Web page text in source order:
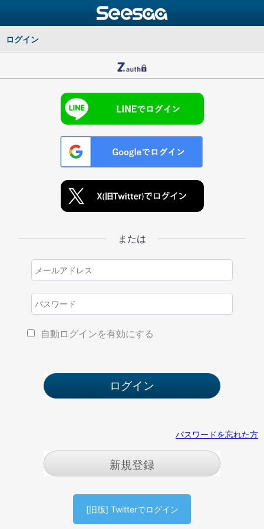
ログイン
または
自動ログインを有効にする
パスワードを忘れた方
新規登録
[旧版] Twitterでログイン